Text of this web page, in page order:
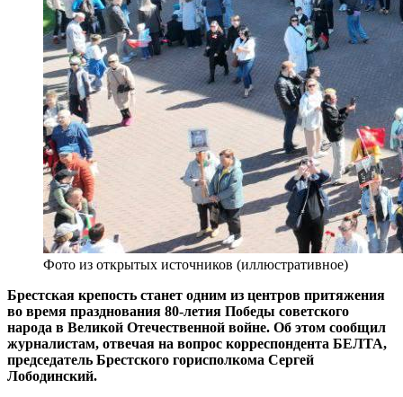
Фото из открытых источников (иллюстративное)
Брестская крепость станет одним из центров притяжения
во время празднования 80-летия Победы советского
народа в Великой Отечественной войне. Об этом сообщил
журналистам, отвечая на вопрос корреспондента БЕЛТА,
председатель Брестского горисполкома Сергей
Лободинский.